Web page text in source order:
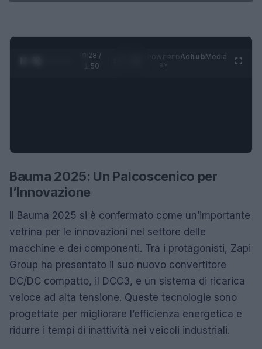
0:29 /
1:50
AdhubMedia
Bauma 2025: Un Palcoscenico per
l’Innovazione
Il Bauma 2025 si è confermato come un’importante
vetrina per le innovazioni nel settore delle
macchine e dei componenti. Tra i protagonisti, Zapi
Group ha presentato il suo nuovo convertitore
DC/DC compatto, il DCC3, e un sistema di ricarica
veloce ad alta tensione. Queste tecnologie sono
progettate per migliorare l’efficienza energetica e
ridurre i tempi di inattività nei veicoli industriali.